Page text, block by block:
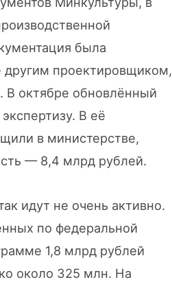
была
другим проектировщиком,
октябре обновлённый
В её
в министерстве,
— 8,4 млрд рублей.
идут не очень активно.
по федеральной
1,8 млрд рублей
около 325 млн. На